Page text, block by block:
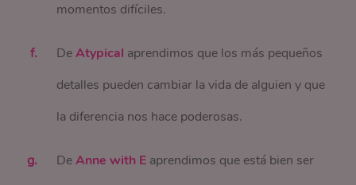
momentos difíciles.
DeAtypical aprendimos que los más pequeños
detalles pueden cambiar la vida de alguien y que
la diferencia nos hace poderosas.
DeAnne with E aprendimos que está bien ser